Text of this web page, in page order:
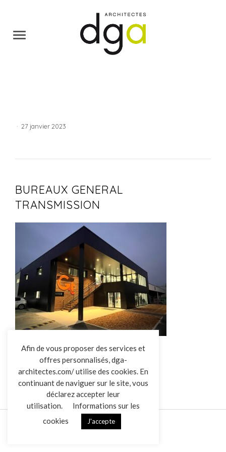
L’AGENCE
RÉALISATIONS
ACTUALITÉS
CONTACT
· 27 janvier 2023
BUREAUX GENERAL
TRANSMISSION
GENERAL TRANSMISSION
Afin de vous proposer des services et
offres personnalisés, dga-
architectes.com/ utilise des cookies. En
continuant de naviguer sur le site, vous
déclarez accepter leur
utilisation.
Informations sur les
cookies
J'accepte